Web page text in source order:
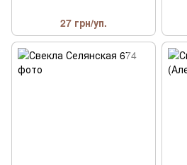
27 грн/уп.